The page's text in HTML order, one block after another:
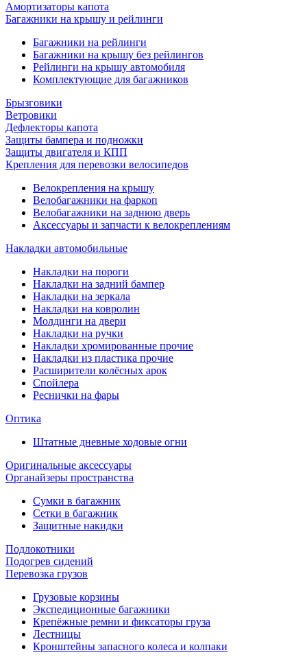
Амортизаторы капота
Багажники на крышу и рейлинги
Багажники на рейлинги
Багажники на крышу без рейлингов
Рейлинги на крышу автомобиля
Комплектующие для багажников
Брызговики
Ветровики
Дефлекторы капота
Защиты бампера и подножки
Защиты двигателя и КПП
Крепления для перевозки велосипедов
Велокрепления на крышу
Велобагажники на фаркоп
Велобагажники на заднюю дверь
Аксессуары и запчасти к велокреплениям
Накладки автомобильные
Накладки на пороги
Накладки на задний бампер
Накладки на зеркала
Накладки на ковролин
Молдинги на двери
Накладки на ручки
Накладки хромированные прочие
Накладки из пластика прочие
Расширители колёсных арок
Спойлера
Реснички на фары
Оптика
Штатные дневные ходовые огни
Оригинальные аксессуары
Органайзеры пространства
Сумки в багажник
Сетки в багажник
Защитные накидки
Подлокотники
Подогрев сидений
Перевозка грузов
Грузовые корзины
Экспедиционные багажники
Крепёжные ремни и фиксаторы груза
Лестницы
Кронштейны запасного колеса и колпаки